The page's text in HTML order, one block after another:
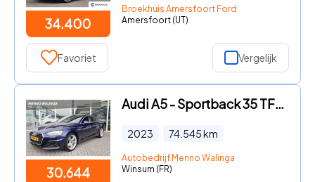
34.400
Broekhuis Amersfoort Ford
Amersfoort (UT)
Favoriet Vergelijk
30.644
Audi A5 - Sportback 35 TFSI Pro Line|Automaat|Cruise|Apple carplay/and
2023 74.545km
Autobedrijf Menno Walinga
Winsum (FR)